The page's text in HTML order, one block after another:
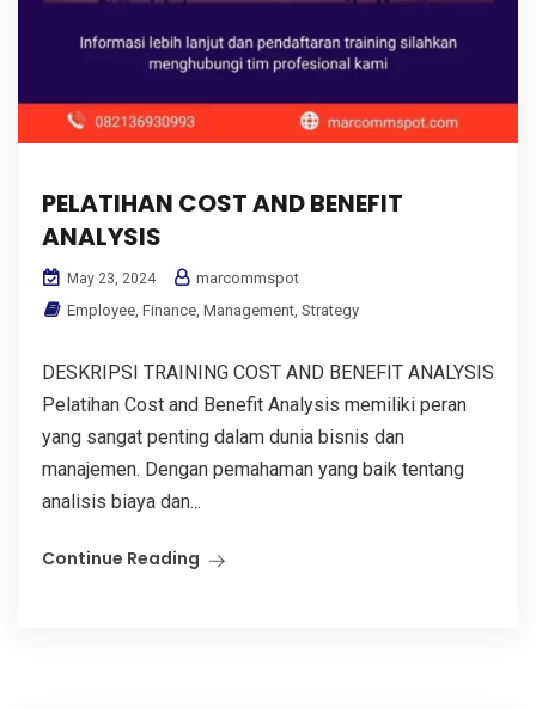
PELATIHAN COST AND BENEFIT
ANALYSIS
May 23, 2024
marcommspot
Employee Finance Management Strategy
DESKRIPSI TRAINING COST AND BENEFIT ANALYSIS
Pelatihan Cost and Benefit Analysis memiliki peran
yang sangat penting dalam dunia bisnis dan
manajemen. Dengan pemahaman yang baik tentang
analisis biaya dan...
Continue Reading